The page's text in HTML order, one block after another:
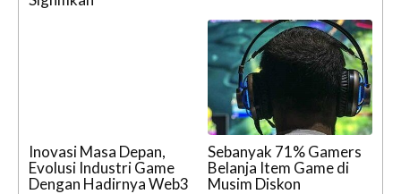
Inovasi Masa Depan,
Evolusi Industri Game
Dengan Hadirnya Web3
Sebanyak 71% Gamers
Belanja Item Game di
Musim Diskon